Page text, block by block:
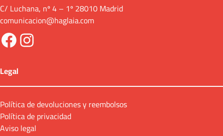
C/ Luchana, nº 4 – 1º 28010 Madrid
comunicacion@haglaia.com
Facebook Instagram
Legal
Política de devoluciones y reembolsos
Política de privacidad
Aviso legal